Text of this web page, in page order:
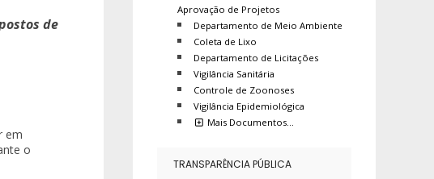
de
em
o
Aprovação de Projetos
Departamento de Meio Ambiente
Coleta de Lixo
Departamento de Licitações
Vigilância Sanitária
Controle de Zoonoses
Vigilância Epidemiológica
Mais Documentos…
TRANSPARÊNCIA PÚBLICA